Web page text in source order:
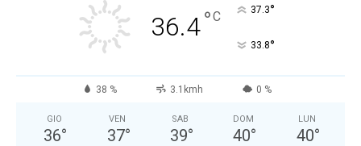
36.4°C 37.3°
33.8°
38 % 3.1kmh 0 %
GIO
36°
VEN
37°
SAB
39°
DOM
40°
LUN
40°